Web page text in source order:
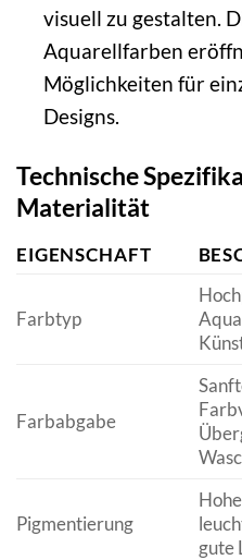
visuell zu gestalten.
Aquarellfarben
Möglichkeiten für
Designs.
Technische
Materialität
EIGENSCHAFT
Farbtyp
Farbabgabe
Pigmentierung
gute